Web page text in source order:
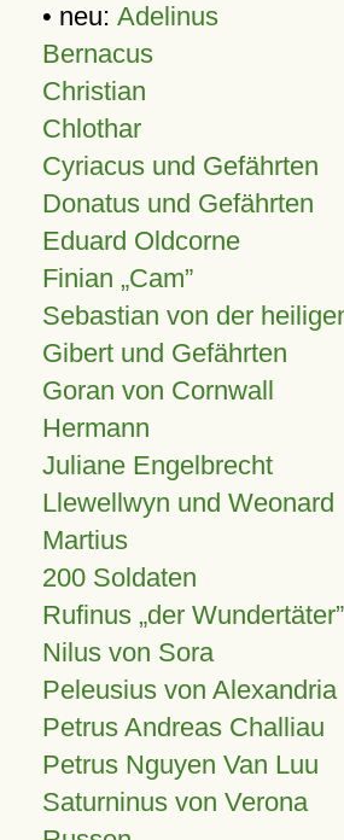
• neu: Adelinus
Bernacus
Christian
Chlothar
Cyriacus und Gefährten
Donatus und Gefährten
Eduard Oldcorne
Finian Cam
Sebastian von der
Gibert und Gefährten
Goran von Cornwall
Hermann
Juliane Engelbrecht
Llewellwyn und Weonard
Martius
200 Soldaten
Rufinus „der
Nilus von Sora
Peleusius von Alexandria
Petrus Andreas Challiau
Petrus Nguyen Van Luu
Saturninus von Verona